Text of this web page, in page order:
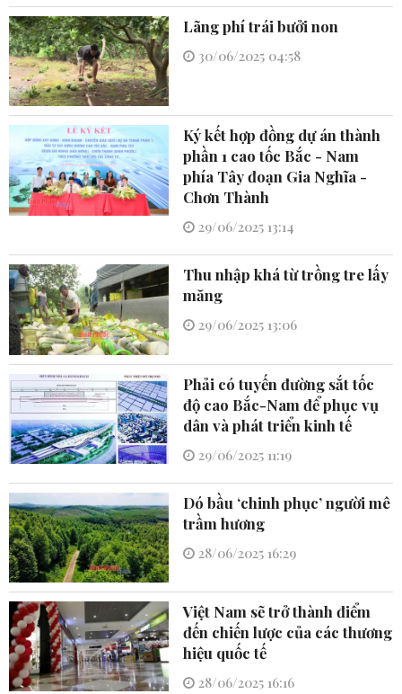
Lãng phí trái bưởi non
30/06/2025 04:58
Ký kết hợp đồng dự án thành
phần 1 cao tốc Bắc - Nam
phía Tây đoạn Gia Nghĩa -
Chơn Thành
29/06/2025 13:14
Thu nhập khá từ trồng tre lấy
măng
29/06/2025 13:06
Phải có tuyến đường sắt tốc
độ cao Bắc-Nam để phục vụ
dân và phát triển kinh tế
29/06/2025 11:19
Dó bầu ‘chinh phục’ người mê
trầm hương
28/06/2025 16:29
Việt Nam sẽ trở thành điểm
đến chiến lược của các thương
hiệu quốc tế
28/06/2025 16:16